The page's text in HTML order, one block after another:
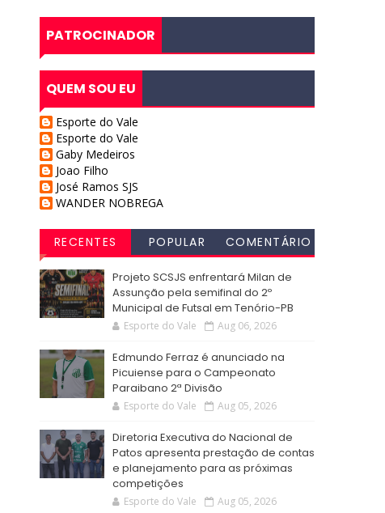
PATROCINADOR
QUEM SOU EU
Esporte do Vale
Esporte do Vale
Gaby Medeiros
Joao Filho
José Ramos SJS
WANDER NOBREGA
RECENTES POPULAR
COMENTÁRIO
Projeto SCSJS enfrentará Milan de
Assunção pela semifinal do 2º
Municipal de Futsal em Tenório-PB
Esporte do Vale Aug 06, 2026
Edmundo Ferraz é anunciado na
Picuiense para o Campeonato
Paraibano 2ª Divisão
Esporte do Vale Aug 05, 2026
Diretoria Executiva do Nacional de
Patos apresenta prestação de contas
e planejamento para as próximas
competições
Esporte do Vale Aug 05, 2026